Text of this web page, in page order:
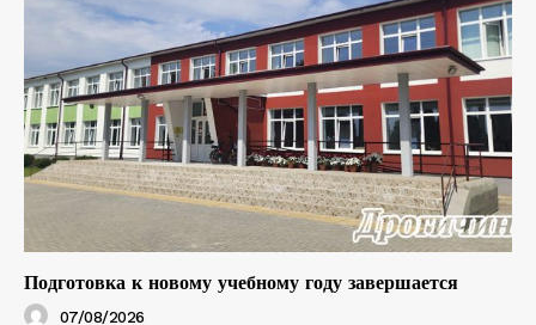
Подготовка к новому учебному году завершается
07/08/2026